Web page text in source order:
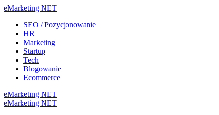
eMarketing NET
SEO / Pozycjonowanie
HR
Marketing
Startup
Tech
Blogowanie
Ecommerce
eMarketing NET
eMarketing NET